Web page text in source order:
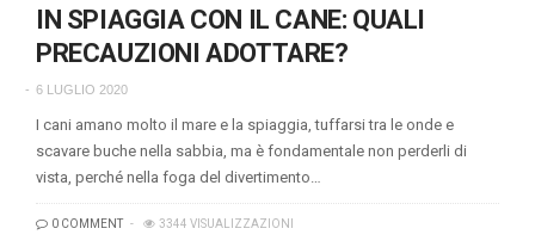
IN SPIAGGIA CON IL CANE: QUALI
PRECAUZIONI ADOTTARE?
6 LUGLIO 2020
I cani amano molto il mare e la spiaggia, tuffarsi tra le onde e
scavare buche nella sabbia, ma è fondamentale non perderli di
vista, perché nella foga del divertimento…
0 COMMENT 3344 VISUALIZZAZIONI